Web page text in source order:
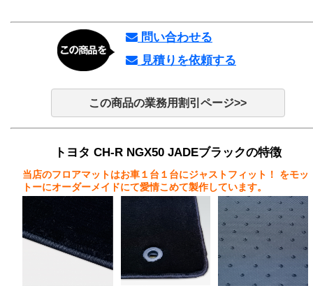
問い合わせる
見積りを依頼する
この商品の業務用割引ページ>>
トヨタ CH-R NGX50 JADEブラックの特徴
当店のフロアマットはお車１台１台にジャストフィット！
をモッ
トーにオーダーメイドにて愛情こめて製作しています。